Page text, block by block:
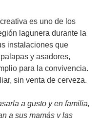
es uno de los
lagunera durante la
instalaciones que
y asadores,
para la convivencia.
sin venta de cerveza.
a gusto y en familia,
a sus mamás y las